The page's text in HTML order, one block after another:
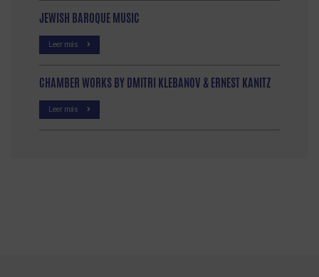
JEWISH BAROQUE MUSIC
Leer más
CHAMBER WORKS BY DMITRI KLEBANOV & ERNEST KANITZ
Leer más